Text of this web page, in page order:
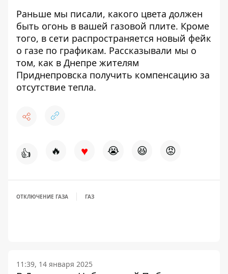
Раньше мы писали, какого цвета должен
быть огонь в вашей газовой плите. Кроме
того, в сети распространяется новый фейк
о газе по графикам. Рассказывали мы о
том, как в Днепре жителям
Приднепровска получить компенсацию за
отсутствие тепла.
👍 🔥 ♥ 😭 😆 😡
ОТКЛЮЧЕНИЕ ГАЗА ГАЗ
11:39, 14 января 2025